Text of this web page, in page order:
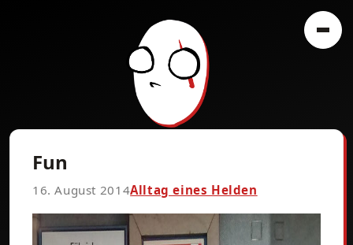
Fun
16. August 2014Alltag eines Helden